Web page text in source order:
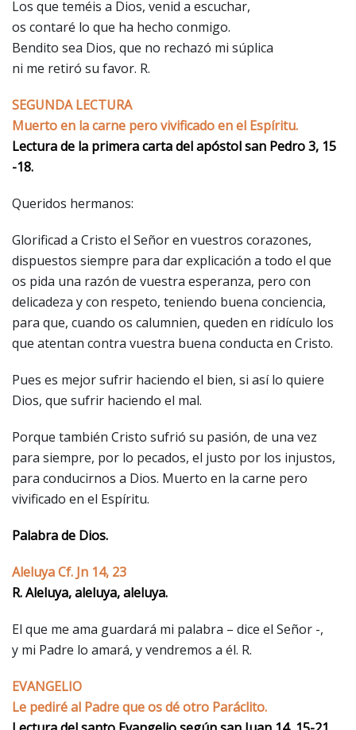
Los que teméis a Dios, venid a escuchar,
os contaré lo que ha hecho conmigo.
Bendito sea Dios, que no rechazó mi súplica
ni me retiró su favor. R.
SEGUNDA LECTURA
Muerto en la carne pero vivificado en el Espíritu.
Lectura de la primera carta del apóstol san Pedro 3, 15
-18.
Queridos hermanos:
Glorificad a Cristo el Señor en vuestros corazones,
dispuestos siempre para dar explicación a todo el que
os pida una razón de vuestra esperanza, pero con
delicadeza y con respeto, teniendo buena conciencia,
para que, cuando os calumnien, queden en ridículo los
que atentan contra vuestra buena conducta en Cristo.
Pues es mejor sufrir haciendo el bien, si así lo quiere
Dios, que sufrir haciendo el mal.
Porque también Cristo sufrió su pasión, de una vez
para siempre, por lo pecados, el justo por los injustos,
para conducirnos a Dios. Muerto en la carne pero
vivificado en el Espíritu.
Palabra de Dios.
Aleluya Cf. Jn 14, 23
R. Aleluya, aleluya, aleluya.
El que me ama guardará mi palabra – dice el Señor -,
y mi Padre lo amará, y vendremos a él. R.
EVANGELIO
Le pediré al Padre que os dé otro Paráclito.